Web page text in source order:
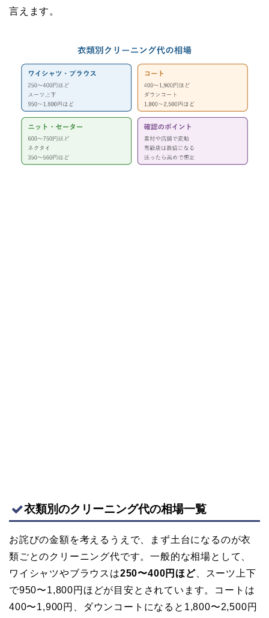
言えます。
衣類別のクリーニング代の相場一覧
お詫びの金額を考えるうえで、まず土台になるのが衣
類ごとのクリーニング代です。一般的な相場として、
ワイシャツやブラウスは250〜400円ほど、スーツ上下
で950〜1,800円ほどが目安とされています。コートは
400〜1,900円、ダウンコートになると1,800〜2,500円